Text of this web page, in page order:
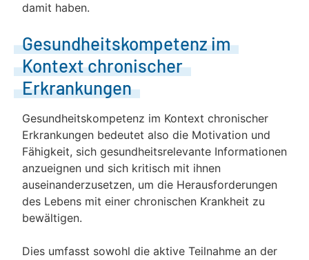
damit haben.
Gesundheitskompetenz im
Kontext chronischer
Erkrankungen
Gesundheitskompetenz im Kontext chronischer
Erkrankungen bedeutet also die Motivation und
Fähigkeit, sich gesundheitsrelevante Informationen
anzueignen und sich kritisch mit ihnen
auseinanderzusetzen, um die Herausforderungen
des Lebens mit einer chronischen Krankheit zu
bewältigen.
Dies umfasst sowohl die aktive Teilnahme an der